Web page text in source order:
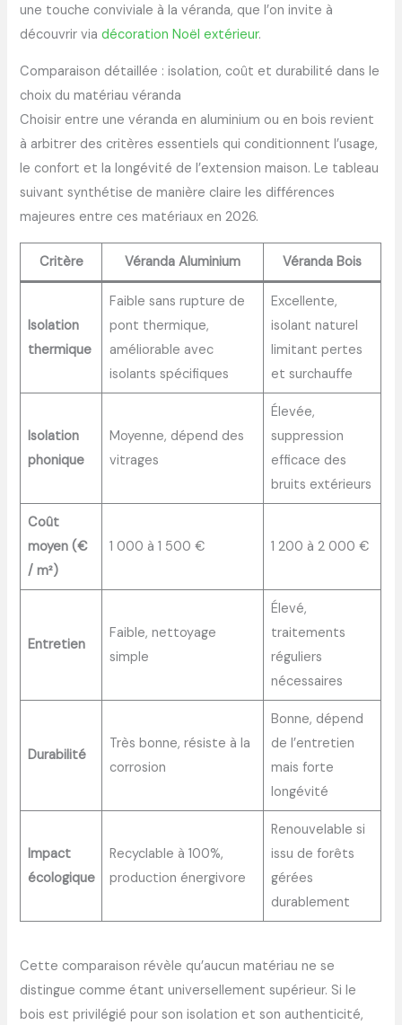
une touche conviviale à la véranda, que l’on invite à
découvrir viadécoration Noël extérieur.
Comparaison détaillée : isolation, coût et durabilité dans le
choix du matériau véranda
Choisir entre une véranda en aluminium ou en bois revient
à arbitrer des critères essentiels qui conditionnent l’usage,
le confort et la longévité de l’extension maison. Le tableau
suivant synthétise de manière claire les différences
majeures entre ces matériaux en 2026.
Critère Véranda Aluminium Véranda Bois
Isolation
thermique
Faible sans rupture de
pont thermique,
améliorable avec
isolants spécifiques
Excellente,
isolant naturel
limitant pertes
et surchauffe
Isolation
phonique
Moyenne, dépend des
vitrages
Élevée,
suppression
efficace des
bruits extérieurs
Coût
moyen (€
/ m²)
1 000 à 1 500 € 1 200 à 2 000 €
Entretien
Faible, nettoyage
simple
Élevé,
traitements
réguliers
nécessaires
Durabilité
Très bonne, résiste à la
corrosion
Bonne, dépend
de l’entretien
mais forte
longévité
Impact
écologique
Recyclable à 100%,
production énergivore
Renouvelable si
issu de forêts
gérées
durablement
Cette comparaison révèle qu’aucun matériau ne se
distingue comme étant universellement supérieur. Si le
bois est privilégié pour son isolation et son authenticité,